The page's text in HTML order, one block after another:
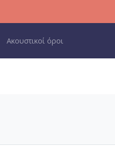
Ακουστικοί όροι